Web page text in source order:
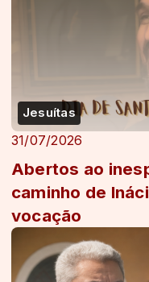
Jesuítas
31/07/2026
Abertos ao
caminho de
vocação